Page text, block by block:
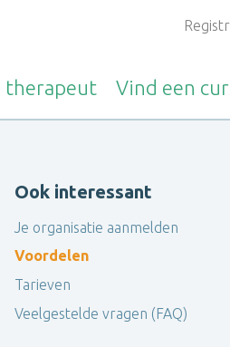
therapeut Vind een
Ook interessant
Je organisatie aanmelden
Voordelen
Tarieven
Veelgestelde vragen (FAQ)